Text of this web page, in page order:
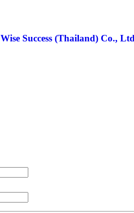
Wise Success (Thailand) Co.,